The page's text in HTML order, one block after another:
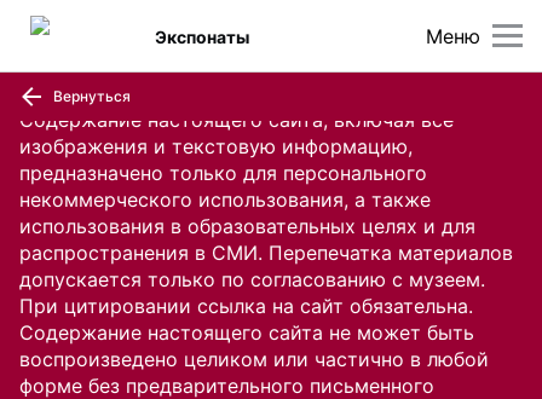
Содержание настоящего сайта, включая все
изображения и текстовую информацию,
предназначено только для персонального
некоммерческого использования, а также
использования в образовательных целях и для
распространения в СМИ. Перепечатка материалов
допускается только по согласованию с музеем.
При цитировании ссылка на сайт обязательна.
Содержание настоящего сайта не может быть
воспроизведено целиком или частично в любой
форме без предварительного письменного
Меню
Экспонаты
Вернуться